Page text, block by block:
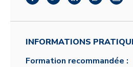
INFORMATIONS
Formation recommandée :